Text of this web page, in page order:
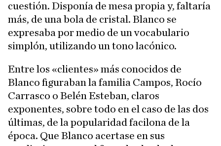
cuestión. Disponía de mesa propia y, faltaría
más, de una bola de cristal. Blanco se
expresaba por medio de un vocabulario
simplón, utilizando un tono lacónico.
Entre los «clientes» más conocidos de
Blanco figuraban la familia Campos, Rocío
Carrasco o Belén Esteban, claros
exponentes, sobre todo en el caso de las dos
últimas, de la popularidad facilona de la
época. Que Blanco acertase en sus